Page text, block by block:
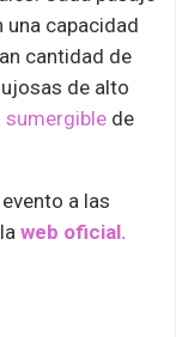
capacidad
cantidad de
de alto
sumergible de
a las
web oficial.